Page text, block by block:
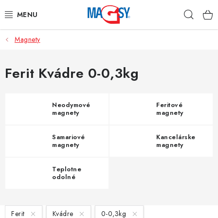
na
HLAVNÉ KATEGÓRIE
MAGNETICKÉ POMÔCKY
OSTATNÉ MAGNETY
NEREZOVÉ MATERIÁLY
Obchodné podmienky
Magnety
Ferit Kvádre 0-0,3kg
Neodymové
magnety
Feritové
magnety
Samariové
magnety
Kancelárske
magnety
Teplotne
odolné
VFerit Kvádre 0-0,3kg